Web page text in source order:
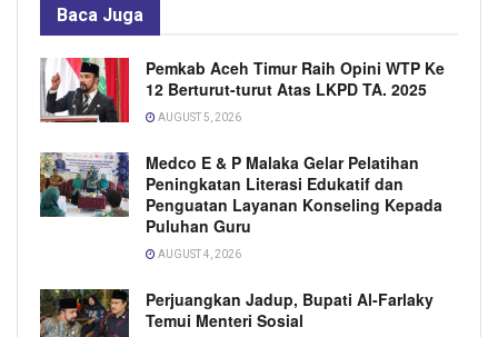
Baca Juga
Pemkab Aceh Timur Raih Opini WTP Ke
12 Berturut-turut Atas LKPD TA. 2025
AUGUST 5, 2026
Medco E & P Malaka Gelar Pelatihan
Peningkatan Literasi Edukatif dan
Penguatan Layanan Konseling Kepada
Puluhan Guru
AUGUST 4, 2026
Perjuangkan Jadup, Bupati Al-Farlaky
Temui Menteri Sosial